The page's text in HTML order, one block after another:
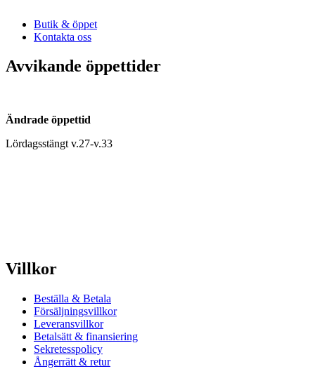
Butik & öppet
Kontakta oss
Avvikande öppettider
Ändrade öppettid
Lördagsstängt v.27-v.33
Villkor
Beställa & Betala
Försäljningsvillkor
Leveransvillkor
Betalsätt & finansiering
Sekretesspolicy
Ångerrätt & retur